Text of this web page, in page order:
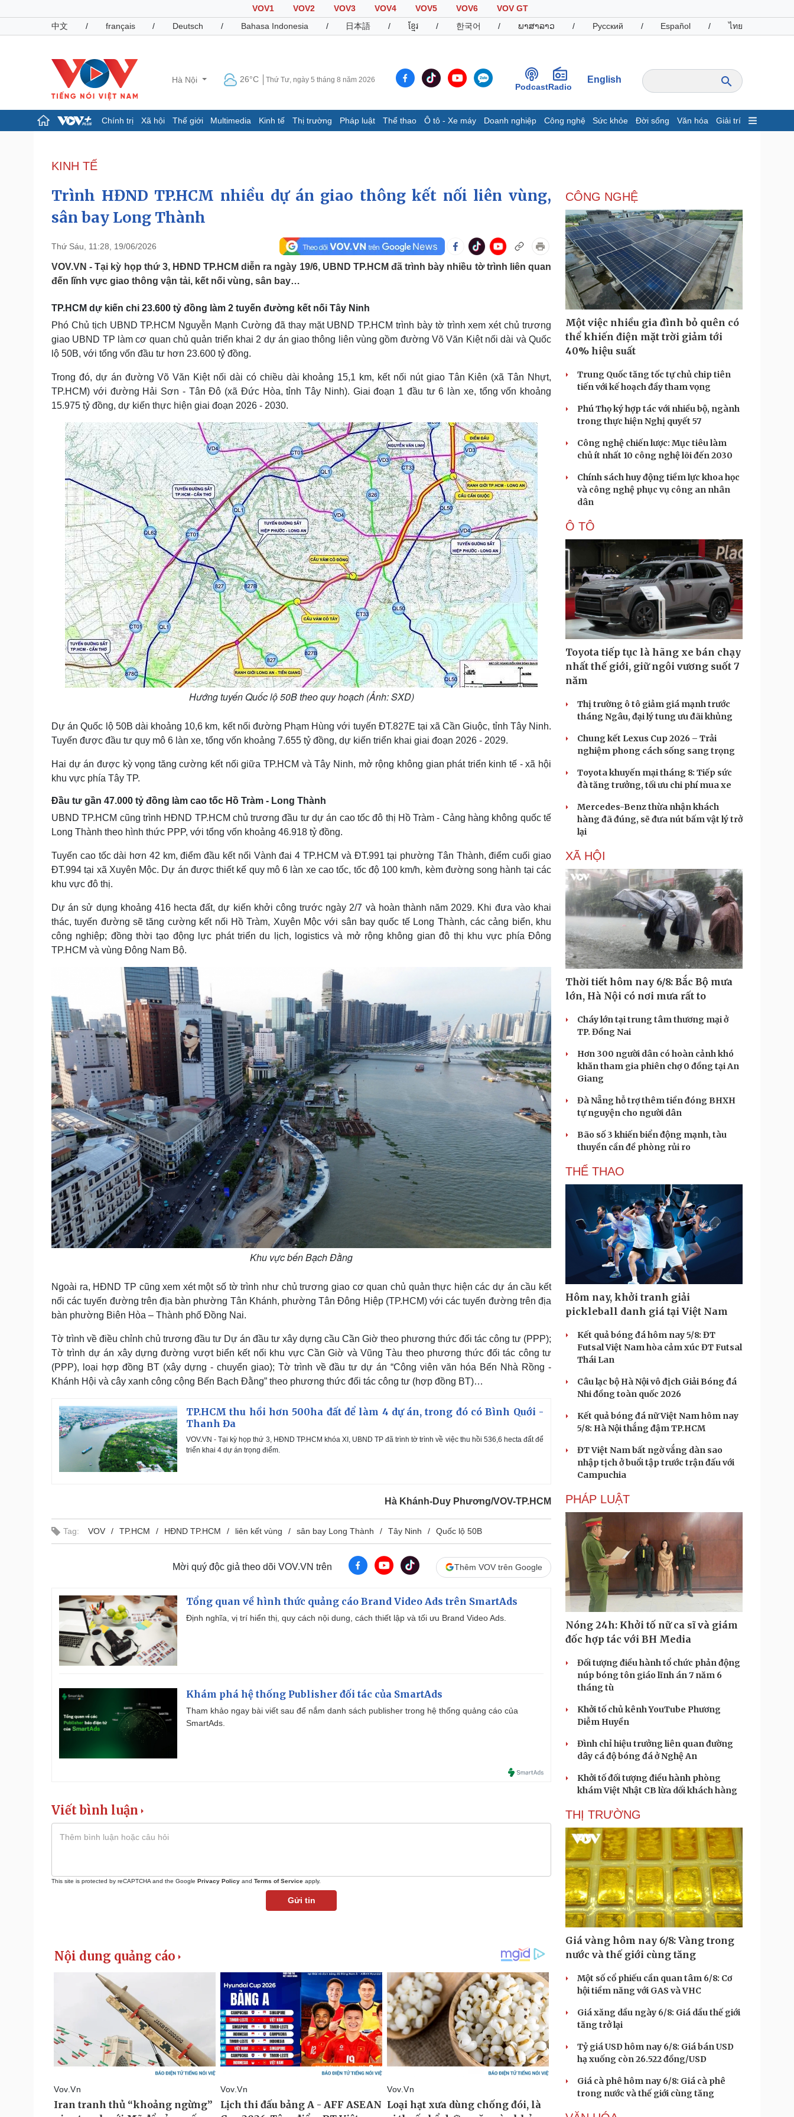
VOV1 VOV2 VOV3 VOV4 VOV5 VOV6
VOV GT
中文
/ français / Deutsch / Bahasa Indonesia / 日本語 / ខ្មែរ / 한국어 / ພາສາລາວ / Русский / Español / ไทย
Hà Nội 26°C Thứ Tư, ngày 5 tháng 8 năm 2026
PodcastRadio
English
Chính trị Xã hội Thế giới Multimedia Kinh tế Thị trường Pháp luật Thể thao Ô tô - Xe máy Doanh nghiệp Công nghệ Sức khỏe Đời sống Văn hóa Giải trí
Đảng
Tổ chức nhân sự
Nhận diện sự thật
Dấu ấn VOV
Việc làm
Biển đảo
E-Magazine
Infographic
Giá cà phê
Pháp luật
Tin nóng
Tư vấn luật
Việt Nam
Phân tích
Thể thao
Lịch thi đấu bóng đá
Thế giới thể thao
Hậu trường
Ô tô - Xe máy
Xe máy
Doanh nghiệp
Thông tin doanh nghiệp
Doanh nghiệp 24h
Doanh nhân
Vì cộng đồng
Công nghệ
Sành điệu
Tin Công nghệ
Trải nghiệm
Chuyển đổi số
Sức khỏe
Dinh dưỡng - món ngon
Cây thuốc
Nhi khoa
Nam khoa
Làm đẹp - giảm cân
Ăn sạch sống khỏe
Đời sống
Nhà đẹp
Blog
Văn hóa
Sân khấu - Điện ảnh
Di sản
Giải trí
Nghệ sĩ
Du lịch
Tư vấn
Podcast
Câu chuyện thời sự
Cửa sổ tình yêu
Kể chuyện cho bé
Hạt giống tâm hồn
Cải chính
KINH TẾ
Trình HĐND TP.HCM nhiều dự án giao thông kết nối liên vùng,
sân bay Long Thành
Thứ Sáu, 11:28, 19/06/2026
VOV.VN - Tại kỳ họp thứ 3, HĐND TP.HCM diễn ra ngày 19/6, UBND TP.HCM đã trình bày nhiều tờ trình liên quan
đến lĩnh vực giao thông vận tải, kết nối vùng, sân bay…
TP.HCM dự kiến chi 23.600 tỷ đồng làm 2 tuyến đường kết nối Tây Ninh
Phó Chủ tịch UBND TP.HCM Nguyễn Mạnh Cường đã thay mặt UBND TP.HCM trình bày tờ trình xem xét chủ trương
giao UBND TP làm cơ quan chủ quản triển khai 2 dự án giao thông liên vùng gồm đường Võ Văn Kiệt nối dài và Quốc
lộ 50B, với tổng vốn đầu tư hơn 23.600 tỷ đồng.
Trong đó, dự án đường Võ Văn Kiệt nối dài có chiều dài khoảng 15,1 km, kết nối nút giao Tân Kiên (xã Tân Nhựt,
TP.HCM) với đường Hải Sơn - Tân Đô (xã Đức Hòa, tỉnh Tây Ninh). Giai đoạn 1 đầu tư 6 làn xe, tổng vốn khoảng
15.975 tỷ đồng, dự kiến thực hiện giai đoạn 2026 - 2030.
Hướng tuyến Quốc lộ 50B theo quy hoạch (Ảnh: SXD)
Dự án Quốc lộ 50B dài khoảng 10,6 km, kết nối đường Phạm Hùng với tuyến ĐT.827E tại xã Cần Giuộc, tỉnh Tây Ninh.
Tuyến được đầu tư quy mô 6 làn xe, tổng vốn khoảng 7.655 tỷ đồng, dự kiến triển khai giai đoạn 2026 - 2029.
Hai dự án được kỳ vọng tăng cường kết nối giữa TP.HCM và Tây Ninh, mở rộng không gian phát triển kinh tế - xã hội
khu vực phía Tây TP.
Đầu tư gần 47.000 tỷ đồng làm cao tốc Hồ Tràm - Long Thành
UBND TP.HCM cũng trình HĐND TP.HCM chủ trương đầu tư dự án cao tốc đô thị Hồ Tràm - Cảng hàng không quốc tế
Long Thành theo hình thức PPP, với tổng vốn khoảng 46.918 tỷ đồng.
Tuyến cao tốc dài hơn 42 km, điểm đầu kết nối Vành đai 4 TP.HCM và ĐT.991 tại phường Tân Thành, điểm cuối giao
ĐT.994 tại xã Xuyên Mộc. Dự án được thiết kế quy mô 6 làn xe cao tốc, tốc độ 100 km/h, kèm đường song hành tại các
khu vực đô thị.
Dự án sử dụng khoảng 416 hecta đất, dự kiến khởi công trước ngày 2/7 và hoàn thành năm 2029. Khi đưa vào khai
thác, tuyến đường sẽ tăng cường kết nối Hồ Tràm, Xuyên Mộc với sân bay quốc tế Long Thành, các cảng biển, khu
công nghiệp; đồng thời tạo động lực phát triển du lịch, logistics và mở rộng không gian đô thị khu vực phía Đông
TP.HCM và vùng Đông Nam Bộ.
Khu vực bến Bạch Đằng
Ngoài ra, HĐND TP cũng xem xét một số tờ trình như chủ trương giao cơ quan chủ quản thực hiện các dự án cầu kết
nối các tuyến đường trên địa bàn phường Tân Khánh, phường Tân Đông Hiệp (TP.HCM) với các tuyến đường trên địa
bàn phường Biên Hòa – Thành phố Đồng Nai.
Tờ trình về điều chỉnh chủ trương đầu tư Dự án đầu tư xây dựng cầu Cần Giờ theo phương thức đối tác công tư (PPP);
Tờ trình dự án xây dựng đường vượt biển kết nối khu vực Cần Giờ và Vũng Tàu theo phương thức đối tác công tư
(PPP), loại hợp đồng BT (xây dựng - chuyển giao); Tờ trình về đầu tư dự án “Công viên văn hóa Bến Nhà Rồng -
Khánh Hội và cây xanh công cộng Bến Bạch Đằng” theo phương thức đối tác công tư (hợp đồng BT)…
TP.HCM thu hồi hơn 500ha đất để làm 4 dự án, trong đó có Bình Quới -
Thanh Đa
VOV.VN - Tại kỳ họp thứ 3, HĐND TP.HCM khóa XI, UBND TP đã trình tờ trình về việc thu hồi 536,6 hecta đất để
triển khai 4 dự án trọng điểm.
Hà Khánh-Duy Phương/VOV-TP.HCM
Tag: VOV TP.HCM HĐND TP.HCM liên kết vùng sân bay Long Thành Tây Ninh Quốc lộ 50B
Mời quý độc giả theo dõi VOV.VN trên Thêm VOV trên Google
Tổng quan về hình thức quảng cáo Brand Video Ads trên SmartAds
Định nghĩa, vị trí hiển thị, quy cách nội dung, cách thiết lập và tối ưu Brand Video Ads.
Khám phá hệ thống Publisher đối tác của SmartAds
Tham khảo ngay bài viết sau để nắm danh sách publisher trong hệ thống quảng cáo của
SmartAds.
Viết bình luận
This site is protected by reCAPTCHA and the Google Privacy Policy and Terms of Service apply.
Gửi tin
CÔNG NGHỆ
Một việc nhiều gia đình bỏ quên có
thể khiến điện mặt trời giảm tới
40% hiệu suất
Trung Quốc tăng tốc tự chủ chip tiên
tiến với kế hoạch đầy tham vọng
Phú Thọ ký hợp tác với nhiều bộ, ngành
trong thực hiện Nghị quyết 57
Công nghệ chiến lược: Mục tiêu làm
chủ ít nhất 10 công nghệ lõi đến 2030
Chính sách huy động tiềm lực khoa học
và công nghệ phục vụ công an nhân
dân
Ô TÔ
Toyota tiếp tục là hãng xe bán chạy
nhất thế giới, giữ ngôi vương suốt 7
năm
Thị trường ô tô giảm giá mạnh trước
tháng Ngâu, đại lý tung ưu đãi khủng
Chung kết Lexus Cup 2026 – Trải
nghiệm phong cách sống sang trọng
Toyota khuyến mại tháng 8: Tiếp sức
đà tăng trưởng, tối ưu chi phí mua xe
Mercedes-Benz thừa nhận khách
hàng đã đúng, sẽ đưa nút bấm vật lý trở
lại
XÃ HỘI
Thời tiết hôm nay 6/8: Bắc Bộ mưa
lớn, Hà Nội có nơi mưa rất to
Cháy lớn tại trung tâm thương mại ở
TP. Đồng Nai
Hơn 300 người dân có hoàn cảnh khó
khăn tham gia phiên chợ 0 đồng tại An
Giang
Đà Nẵng hỗ trợ thêm tiền đóng BHXH
tự nguyện cho người dân
Bão số 3 khiến biển động mạnh, tàu
thuyền cần đề phòng rủi ro
THỂ THAO
Hôm nay, khởi tranh giải
pickleball danh giá tại Việt Nam
Kết quả bóng đá hôm nay 5/8: ĐT
Futsal Việt Nam hòa cảm xúc ĐT Futsal
Thái Lan
Câu lạc bộ Hà Nội vô địch Giải Bóng đá
Nhi đồng toàn quốc 2026
Kết quả bóng đá nữ Việt Nam hôm nay
5/8: Hà Nội thắng đậm TP.HCM
ĐT Việt Nam bất ngờ vắng dàn sao
nhập tịch ở buổi tập trước trận đấu với
Campuchia
PHÁP LUẬT
Nóng 24h: Khởi tố nữ ca sĩ và giám
đốc hợp tác với BH Media
Đối tượng điều hành tổ chức phản động
núp bóng tôn giáo lĩnh án 7 năm 6
tháng tù
Khởi tố chủ kênh YouTube Phương
Diễm Huyền
Đình chỉ hiệu trưởng liên quan đường
dây cá độ bóng đá ở Nghệ An
Khởi tố đối tượng điều hành phòng
khám Việt Nhật CB lừa dối khách hàng
THỊ TRƯỜNG
Giá vàng hôm nay 6/8: Vàng trong
nước và thế giới cùng tăng
Một số cổ phiếu cần quan tâm 6/8: Cơ
hội tiềm năng với GAS và VHC
Giá xăng dầu ngày 6/8: Giá dầu thế giới
tăng trở lại
Tỷ giá USD hôm nay 6/8: Giá bán USD
hạ xuống còn 26.522 đồng/USD
Giá cà phê hôm nay 6/8: Giá cà phê
trong nước và thế giới cùng tăng